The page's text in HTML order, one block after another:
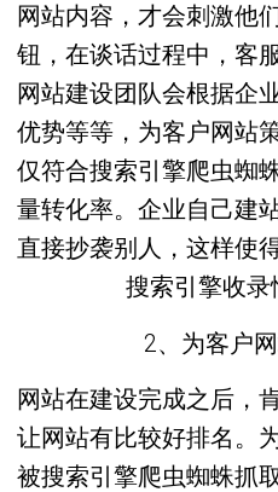
网站内容，才会刺激他
钮，在谈话过程中，客
网站建设团队会根据企
优势等等，为客户网站
仅符合搜索引擎爬虫蜘
量转化率。企业自己建
直接抄袭别人，这样使
搜索引擎收录
2、为客户
网站在建设完成之后，
让网站有比较好排名。
被搜索引擎爬虫蜘蛛抓